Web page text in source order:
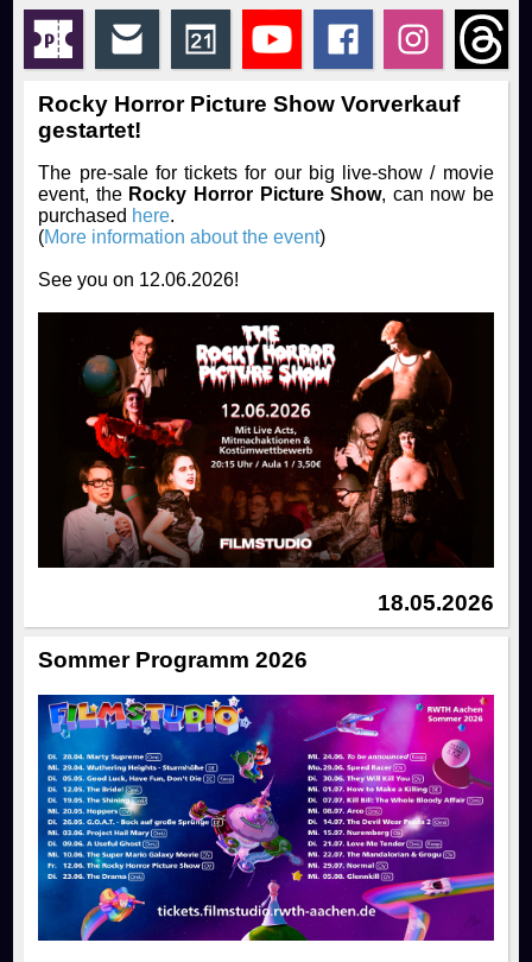
Chronicle
Technology
Filmstudio Special
Die Feuerzangenbowle
Movies
FAQ
Contact
Rocky Horror Picture Show Vorverkauf
gestartet!
The pre-sale for tickets for our big live-show / movie
event, the Rocky Horror Picture Show, can now be
purchased here.
(More information about the event)
See you on 12.06.2026!
18.05.2026
Sommer Programm 2026